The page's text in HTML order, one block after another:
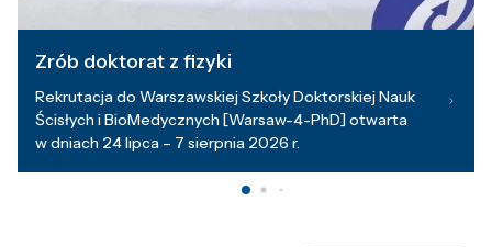
Zrób doktorat z fizyki
Rekrutacja do Warszawskiej Szkoły Doktorskiej Nauk
Ścisłych i BioMedycznych [Warsaw-4-PhD] otwarta
w dniach 24 lipca – 7 sierpnia 2026 r.